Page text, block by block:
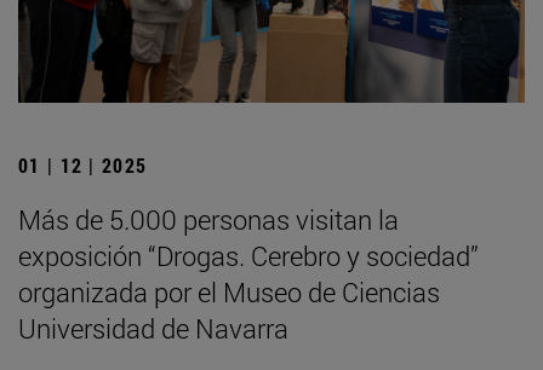
01 | 12 | 2025
Más de 5.000 personas visitan la
exposición “Drogas. Cerebro y sociedad”
organizada por el Museo de Ciencias
Universidad de Navarra